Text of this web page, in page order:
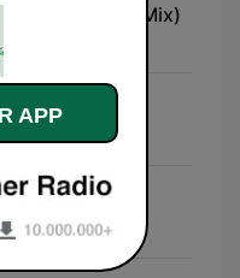
(Extended Mix)
781)
APP